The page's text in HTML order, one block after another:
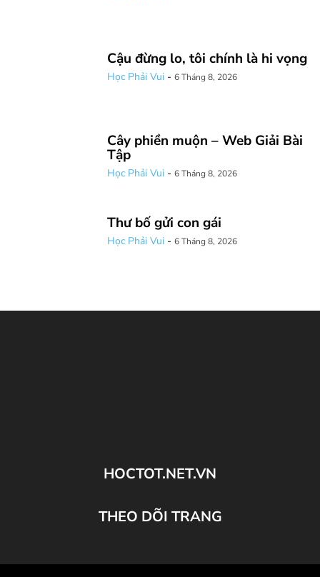
Cậu đừng lo, tôi chính là hi vọng
Học Phải Vui - 6 Tháng 8, 2026
Cây phiền muộn – Web Giải Bài
Tập
Học Phải Vui - 6 Tháng 8, 2026
Thư bố gửi con gái
Học Phải Vui - 6 Tháng 8, 2026
HOCTOT.NET.VN
THEO DÕI TRANG